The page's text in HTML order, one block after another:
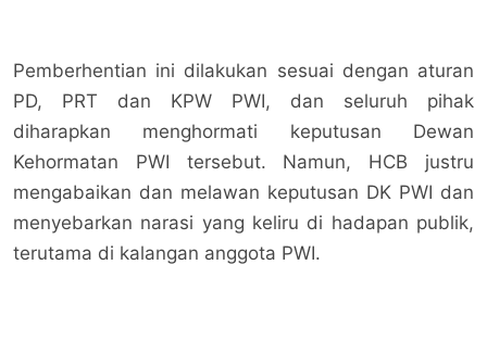
Pemberhentian ini dilakukan sesuai dengan aturan
PD, PRT dan KPW PWI, dan seluruh pihak
diharapkan menghormati keputusan Dewan
Kehormatan PWI tersebut. Namun, HCB justru
mengabaikan dan melawan keputusan DK PWI dan
menyebarkan narasi yang keliru di hadapan publik,
terutama di kalangan anggota PWI.